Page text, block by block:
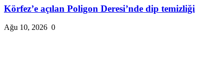
Körfez’e açılan Poligon Deresi’nde dip temizliği
Ağu 10, 2026 0